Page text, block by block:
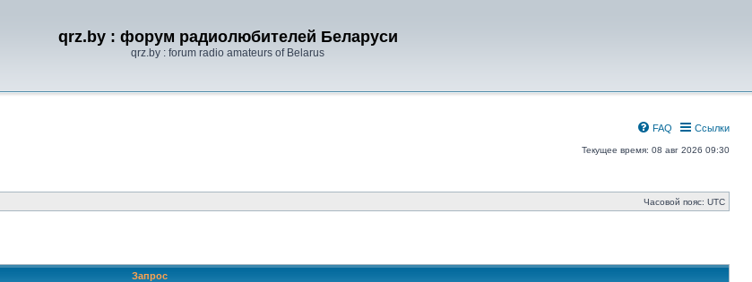
qrz.by : форум радиолюбителей Беларуси
qrz.by : forum radio amateurs of Belarus
Ссылки
FAQ
Текущее время: 08 авг 2026 09:30
Часовой пояс: UTC
Запрос